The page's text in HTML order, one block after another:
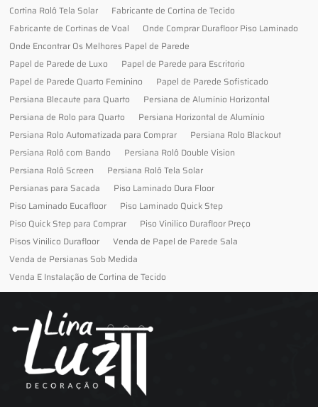
Cortina Rolô Tela Solar
Fabricante de Cortina de Tecido
Fabricante de Cortinas de Voal
Onde Comprar Durafloor Piso Laminado
Onde Encontrar Os Melhores Papel de Parede
Papel de Parede de Luxo
Papel de Parede para Escritorio
Papel de Parede Quarto Feminino
Papel de Parede Sofisticado
Persiana Blecaute para Quarto
Persiana de Alumínio Horizontal
Persiana de Rolo para Quarto
Persiana Horizontal de Alumínio
Persiana Rolo Automatizada para Comprar
Persiana Rolo Blackout
Persiana Rolô com Bando
Persiana Rolô Double Vision
Persiana Rolô Screen
Persiana Rolô Tela Solar
Persianas para Sacada
Piso Laminado Dura Floor
Piso Laminado Eucafloor
Piso Laminado Quick Step
Piso Quick Step para Comprar
Piso Vinilico Durafloor Preço
Pisos Vinilico Durafloor
Venda de Papel de Parede Sala
Venda de Persianas Sob Medida
Venda E Instalação de Cortina de Tecido